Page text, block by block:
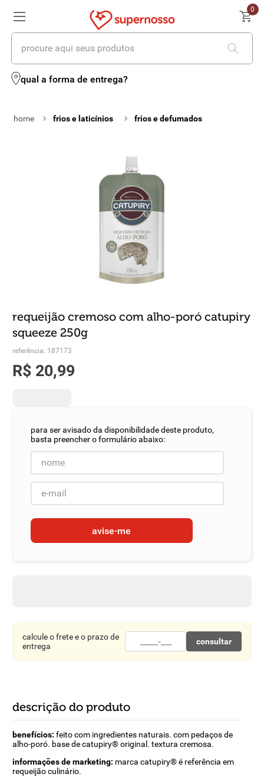
0
procure aqui seus produtos
qual a forma de entrega?
frios e laticínios frios e defumados
requeijão cremoso com alho-poró catupiry
squeeze 250g
referência: 187173
R$ 20,99
avise-me
calcule o frete e o prazo de
entrega
consultar
descrição do produto
benefícios: feito com ingredientes naturais. com pedaços de
alho-poró. base de catupiry® original. textura cremosa.
informações de marketing: marca catupiry® é referência em
requeijão culinário.
termos mais buscados
2º leite
10º chocolate